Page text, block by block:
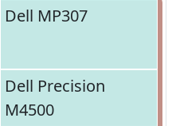
Dell MP307
Dell Precision
M4500